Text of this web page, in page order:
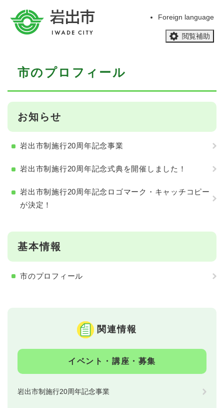
Foreign language
閲覧補助
市のプロフィール
お知らせ
岩出市制施行20周年記念事業
岩出市制施行20周年記念式典を開催しました！
岩出市制施行20周年記念ロゴマーク・キャッチコピー
が決定！
基本情報
市のプロフィール
関連情報
イベント・講座・募集
岩出市制施行20周年記念事業